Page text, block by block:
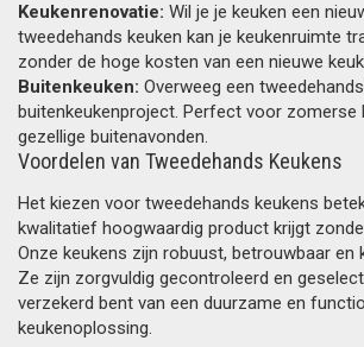
Keukenrenovatie: Wil je je keuken een
tweedehands keuken kan je keukenruimte
zonder de hoge kosten van een nieuwe
Buitenkeuken: Overweeg een
buitenkeukenproject. Perfect voor zomerse
gezellige buitenavonden.
Voordelen van Tweedehands Keukens
Het kiezen voor tweedehands keukens
kwalitatief hoogwaardig product krijgt
Onze keukens zijn robuust, betrouwbaar en
Ze zijn zorgvuldig gecontroleerd en
verzekerd bent van een duurzame en
keukenoplossing.